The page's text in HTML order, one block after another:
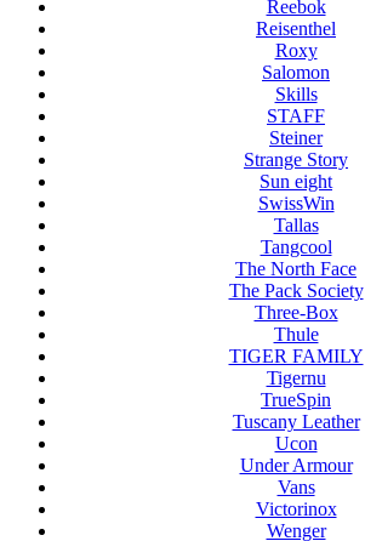
Reebok
Reisenthel
Roxy
Salomon
Skills
STAFF
Steiner
Strange Story
Sun eight
SwissWin
Tallas
Tangcool
The North Face
The Pack Society
Three-Box
Thule
TIGER FAMILY
Tigernu
TrueSpin
Tuscany Leather
Ucon
Under Armour
Vans
Victorinox
Wenger